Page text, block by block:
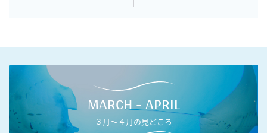
MARCH - APRIL
３月〜４月の見どころ